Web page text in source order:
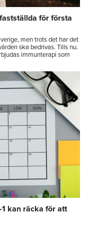
för första
men trots det har det
ska bedrivas. Tills nu.
immunterapi som
kan räcka för att